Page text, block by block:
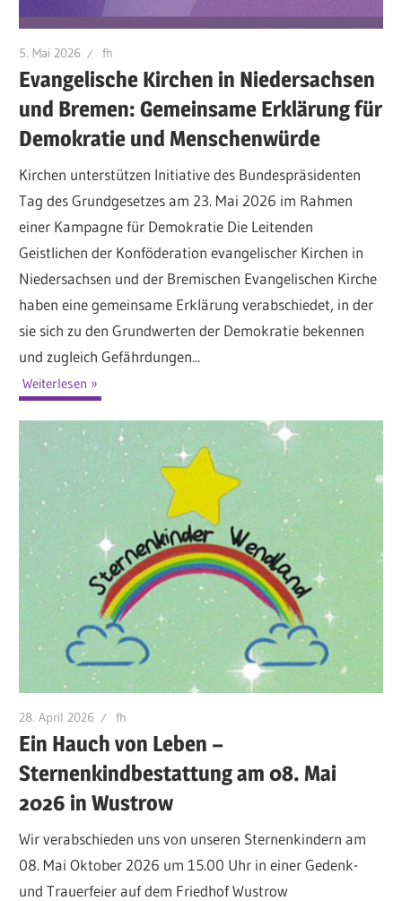
5. Mai 2026 fh
Evangelische Kirchen in Niedersachsen
und Bremen: Gemeinsame Erklärung für
Demokratie und Menschenwürde
Kirchen unterstützen Initiative des Bundespräsidenten
Tag des Grundgesetzes am 23. Mai 2026 im Rahmen
einer Kampagne für Demokratie Die Leitenden
Geistlichen der Konföderation evangelischer Kirchen in
Niedersachsen und der Bremischen Evangelischen Kirche
haben eine gemeinsame Erklärung verabschiedet, in der
sie sich zu den Grundwerten der Demokratie bekennen
und zugleich Gefährdungen...
Weiterlesen
28. April 2026 fh
Ein Hauch von Leben –
Sternenkindbestattung am 08. Mai
2026 in Wustrow
Wir verabschieden uns von unseren Sternenkindern am
08. Mai Oktober 2026 um 15.00 Uhr in einer Gedenk-
und Trauerfeier auf dem Friedhof Wustrow